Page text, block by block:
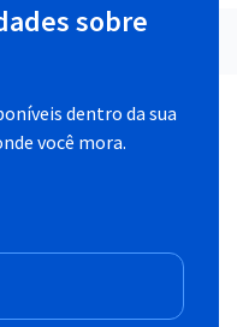
sobre
dentro da sua
você mora.